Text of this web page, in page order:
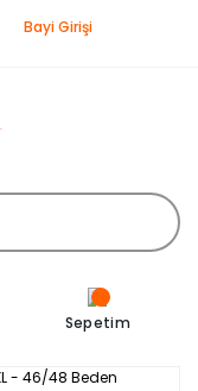
Bayi Girişi
Sepetim